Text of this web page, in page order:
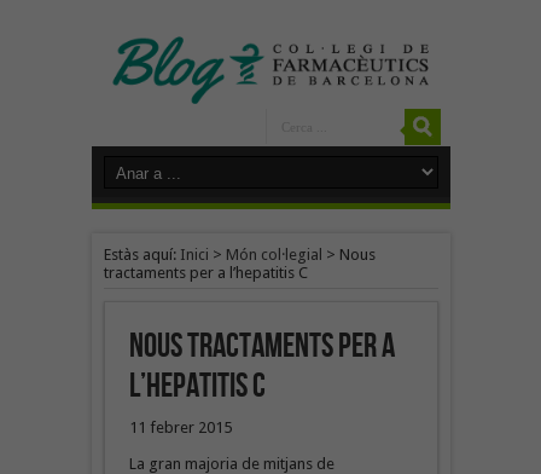
Estàs aquí: Inici > Món col·legial > Nous
tractaments per a l’hepatitis C
Nous tractaments per a
l’hepatitis C
11 febrer 2015
La gran majoria de mitjans de